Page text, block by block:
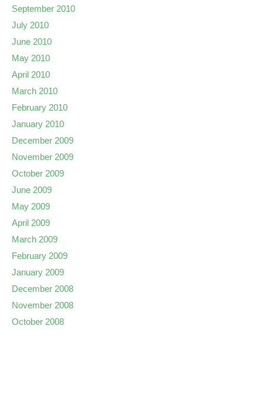
September 2010
July 2010
June 2010
May 2010
April 2010
March 2010
February 2010
January 2010
December 2009
November 2009
October 2009
June 2009
May 2009
April 2009
March 2009
February 2009
January 2009
December 2008
November 2008
October 2008